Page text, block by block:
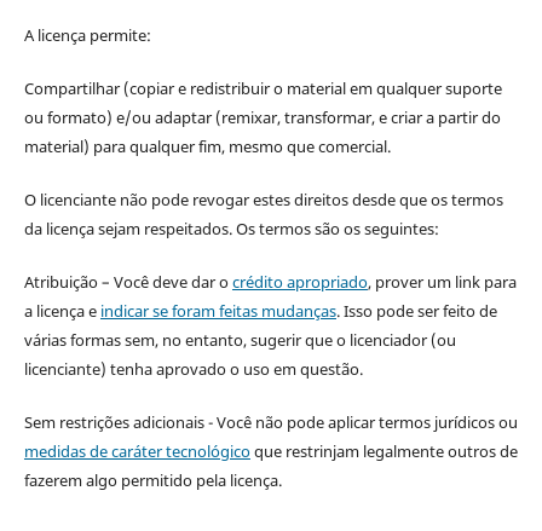
A licença permite:
Compartilhar (copiar e redistribuir o material em qualquer suporte
ou formato) e/ou adaptar (remixar, transformar, e criar a partir do
material) para qualquer fim, mesmo que comercial.
O licenciante não pode revogar estes direitos desde que os termos
da licença sejam respeitados. Os termos são os seguintes:
Atribuição – Você deve dar ocrédito apropriado, prover um link para
a licença e indicar se foram feitas mudanças. Isso pode ser feito de
várias formas sem, no entanto, sugerir que o licenciador (ou
licenciante) tenha aprovado o uso em questão.
Sem restrições adicionais - Você não pode aplicar termos jurídicos ou
medidas de caráter tecnológicoque restrinjam legalmente outros de
fazerem algo permitido pela licença.